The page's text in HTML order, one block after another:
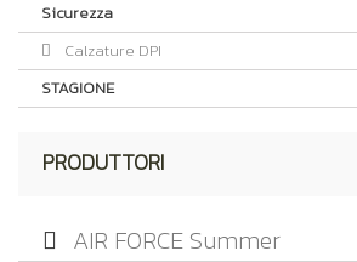
Sicurezza
Calzature DPI
STAGIONE
PRODUTTORI
AIR FORCE Summer